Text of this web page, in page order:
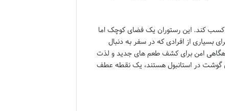
کسب کند. این رستوران یک فضای کوچک اما
بسیاری از افرادی که در سفر به دنبال
امن برای کشف طعم های جدید و لذت
گوشت در استانبول هستند، یک نقطه عطف